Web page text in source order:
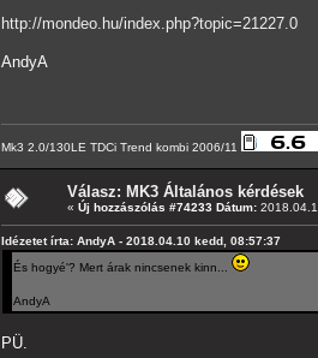
http://mondeo.hu/index.php?topic=21227.0
AndyA
Mk3 2.0/130LE TDCi Trend kombi 2006/11
Válasz: MK3 Általános kérdések
« Új hozzászólás #74233 Dátum:
Idézetet írta: AndyA - 2018.04.10 kedd, 08:57:37
És hogyé'? Mert árak nincsenek kinn...
AndyA
PÜ.